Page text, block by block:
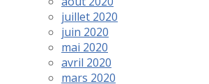
juillet 2020
juin 2020
mai 2020
avril 2020
mars 2020